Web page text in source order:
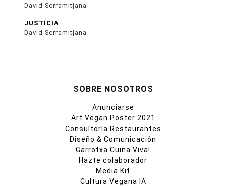
David Serramitjana
JUSTÍCIA
David Serramitjana
SOBRE NOSOTROS
Anunciarse
Art Vegan Poster 2021
Consultoría Restaurantes
Diseño & Comunicación
Garrotxa Cuina Viva!
Hazte colaborador
Media Kit
Cultura Vegana IA